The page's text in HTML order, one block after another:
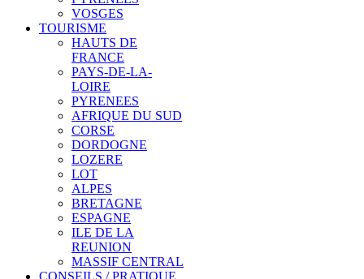
VOSGES
TOURISME
HAUTS DE
FRANCE
PAYS-DE-LA-
LOIRE
PYRENEES
AFRIQUE DU SUD
CORSE
DORDOGNE
LOZERE
LOT
ALPES
BRETAGNE
ESPAGNE
ILE DE LA
REUNION
MASSIF CENTRAL
CONSEILS / PRATIQUE